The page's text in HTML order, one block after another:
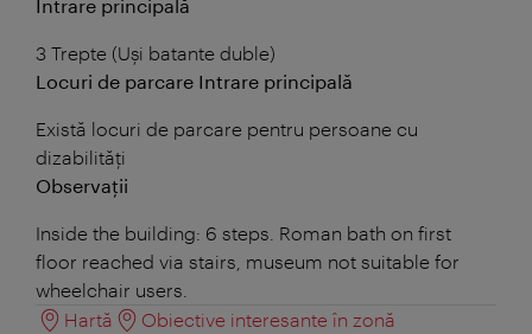
Intrare principală
3 Trepte (Uși batante duble)
Locuri de parcare Intrare principală
Există locuri de parcare pentru persoane cu
dizabilități
Observații
Inside the building: 6 steps. Roman bath on first
floor reached via stairs, museum not suitable for
wheelchair users.
Hartă
Obiective interesante în zonă